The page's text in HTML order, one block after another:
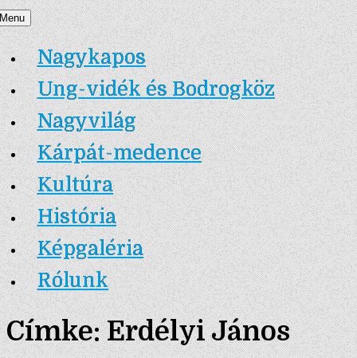
Skip
to
content
Nagykapos.ma
Nagykapos
Ung-vidék és Bodrogköz
Nagyvilág
Kárpát-medence
Kultúra
História
Képgaléria
Rólunk
Címke:Erdélyi János